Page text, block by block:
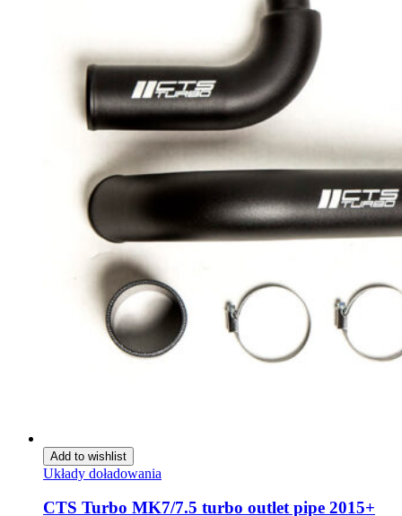
Add to wishlist
Układy doładowania
CTS Turbo MK7/7.5 turbo outlet pipe 2015+